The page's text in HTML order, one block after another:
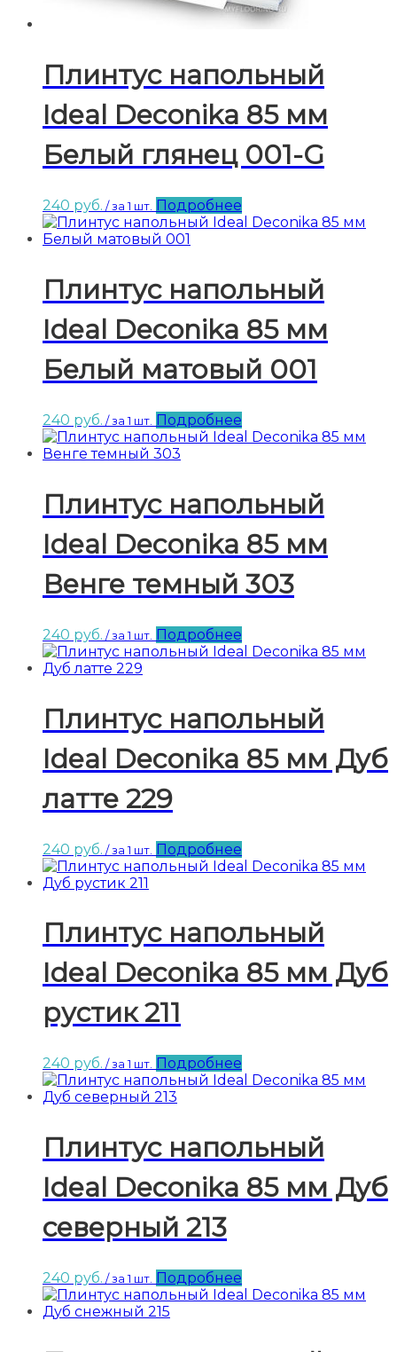
Плинтус напольный
Ideal Deconika 85 мм
Белый глянец 001-G
240 руб. / за 1 шт. Подробнее
Плинтус напольный
Ideal Deconika 85 мм
Белый матовый 001
240 руб. / за 1 шт. Подробнее
Плинтус напольный
Ideal Deconika 85 мм
Венге темный 303
240 руб. / за 1 шт. Подробнее
Плинтус напольный
Ideal Deconika 85 мм Дуб
латте 229
240 руб. / за 1 шт. Подробнее
Плинтус напольный
Ideal Deconika 85 мм Дуб
рустик 211
240 руб. / за 1 шт. Подробнее
Плинтус напольный
Ideal Deconika 85 мм Дуб
северный 213
240 руб. / за 1 шт. Подробнее